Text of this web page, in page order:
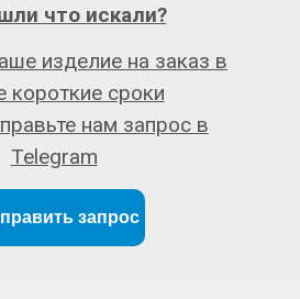
запрос
изделие на заказ в
короткие сроки
нам запрос в
Telegram
что искали?